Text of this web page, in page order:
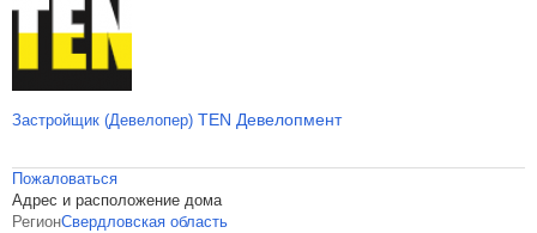
Застройщик (Девелопер) TEN Девелопмент
Пожаловаться
Адрес и расположение дома
РегионСвердловская область